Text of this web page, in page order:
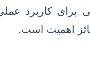
برای کاربرد
اهمیت است.